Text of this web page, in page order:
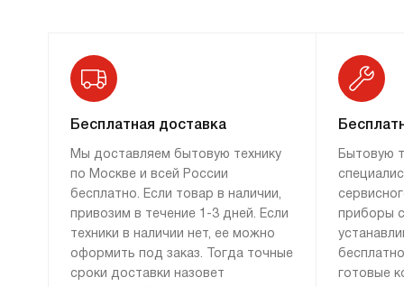
Бесплатная доставка
Мы доставляем бытовую технику
по Москве и всей России
бесплатно. Если товар в наличии,
привозим в течение 1-3 дней. Если
техники в наличии нет, ее можно
оформить под заказ. Тогда точные
сроки доставки назовет
Бытовую
приборы
готовые